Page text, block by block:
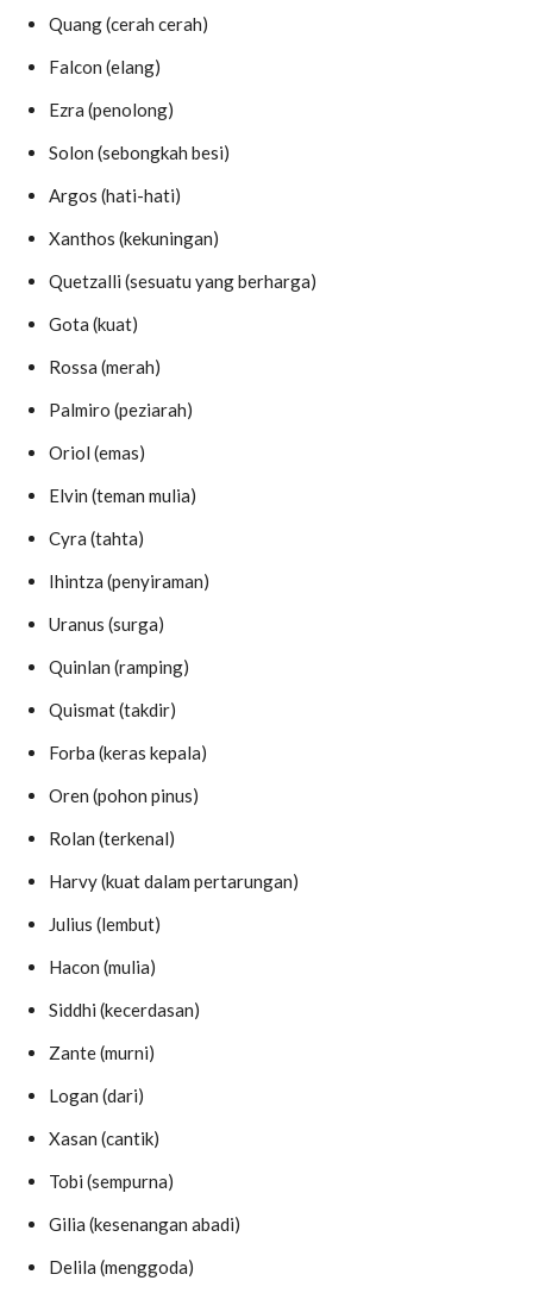
Quang (cerah cerah)
Falcon (elang)
Ezra (penolong)
Solon (sebongkah besi)
Argos (hati-hati)
Xanthos (kekuningan)
Quetzalli (sesuatu yang berharga)
Gota (kuat)
Rossa (merah)
Palmiro (peziarah)
Oriol (emas)
Elvin (teman mulia)
Cyra (tahta)
Ihintza (penyiraman)
Uranus (surga)
Quinlan (ramping)
Quismat (takdir)
Forba (keras kepala)
Oren (pohon pinus)
Rolan (terkenal)
Harvy (kuat dalam pertarungan)
Julius (lembut)
Hacon (mulia)
Siddhi (kecerdasan)
Zante (murni)
Logan (dari)
Xasan (cantik)
Tobi (sempurna)
Gilia (kesenangan abadi)
Delila (menggoda)